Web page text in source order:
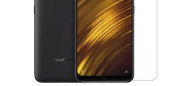
Favorite